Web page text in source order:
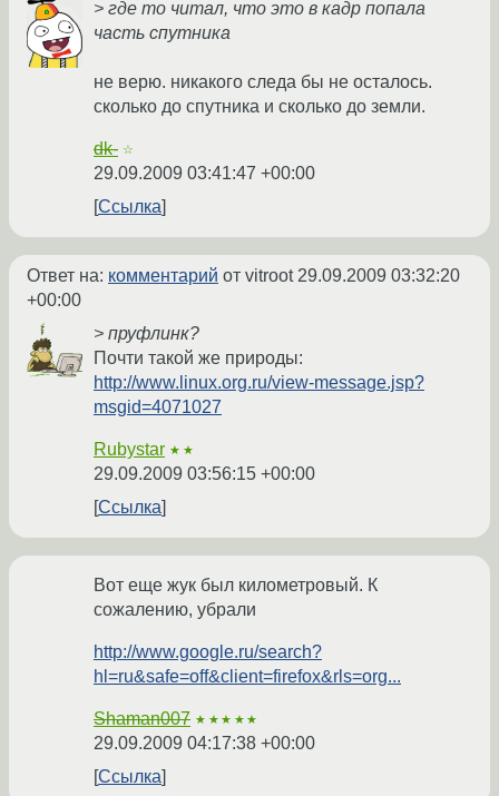
> где то читал, что это в кадр попала
часть спутника
не верю. никакого следа бы не осталось.
сколько до спутника и сколько до земли.
dk- ☆
29.09.2009 03:41:47 +00:00
Ссылка
Ответ на: комментарий от vitroot29.09.2009 03:32:20
+00:00
> пруфлинк?
Почти такой же природы:
http://www.linux.org.ru/view-message.jsp?
msgid=4071027
Rubystar ★★
29.09.2009 03:56:15 +00:00
Ссылка
Вот еще жук был километровый. К
сожалению, убрали
http://www.google.ru/search?
hl=ru&safe=off&client=firefox&rls=org...
Shaman007 ★★★★★
29.09.2009 04:17:38 +00:00
Ссылка